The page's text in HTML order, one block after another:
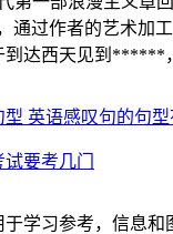
通过作者的艺术加
达西天见到******
英语感叹句的句型
要考几门
学习参考，信息和